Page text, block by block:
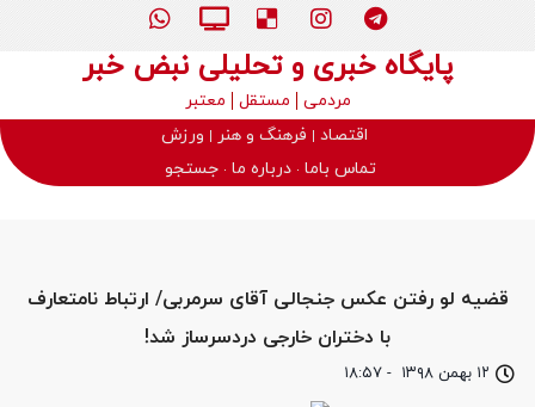
پایگاه خبری و تحلیلی نبض خبر
مردمی مستقل
معتبر
اقتصاد
فرهنگ و هنر
ورزش
تماس باما درباره ما جستجو
۱۲ بهمن ۱۳۹۸ - ۱۸:۵۷
قضیه لو رفتن عکس جنجالی آقای سرمربی/ ارتباط نامتعارف
با دختران خارجی دردسرساز شد!